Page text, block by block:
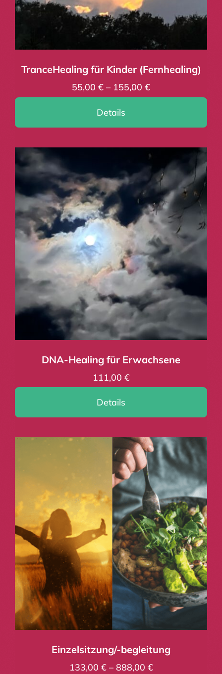
TranceHealing für Kinder (Fernhealing)
55,00 € – 155,00 €
Details
DNA-Healing für Erwachsene
111,00 €
Details
Einzelsitzung/-begleitung
133,00 €– 888,00 €